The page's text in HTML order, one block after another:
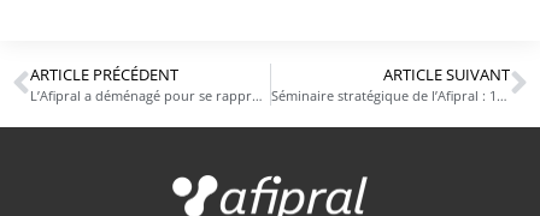
ARTICLE PRÉCÉDENT
L’Afipral a déménagé pour se rapprocher de ses adhérents
ARTICLE SUIVANT
Séminaire stratégique de l’Afipral : 12 juin 2023